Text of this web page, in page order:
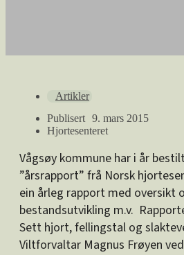
Artikler
Publisert 9. mars 2015
Hjortesenteret
Vågsøy kommune har i år
”årsrapport” frå Norsk
ein årleg rapport med oversikt
bestandsutvikling m.v.
Sett hjort, fellingstal og
Viltforvaltar Magnus Frøyen